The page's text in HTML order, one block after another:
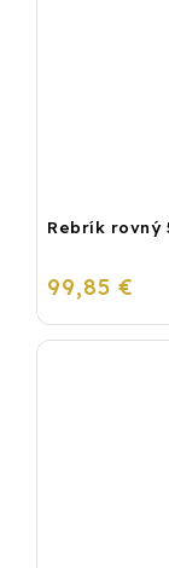
Rebrík rovný
99,85 €